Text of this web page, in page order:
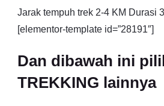
Jarak tempuh trek 2-4 KM Durasi
[elementor-template id=”28191″]
Dan dibawah ini
TREKKING lainnya